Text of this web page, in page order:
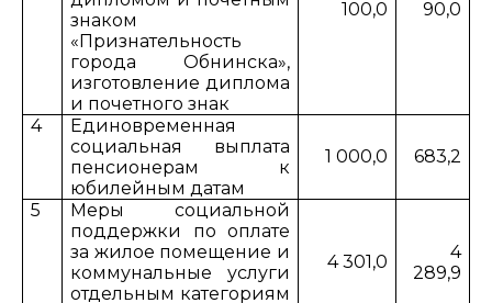
знаком
«Признательность
города Обнинска»,
изготовление диплома
и почетного знак
100,0 90,0
4
Единовременная
социальная выплата
пенсионерам к
юбилейным датам
1 000,0 683,2
5
Меры социальной
поддержки по оплате
за жилое помещение и
коммунальные услуги
отдельным категориям
4 301,0
4
289,9